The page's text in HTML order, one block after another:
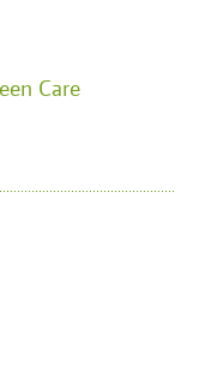
Care